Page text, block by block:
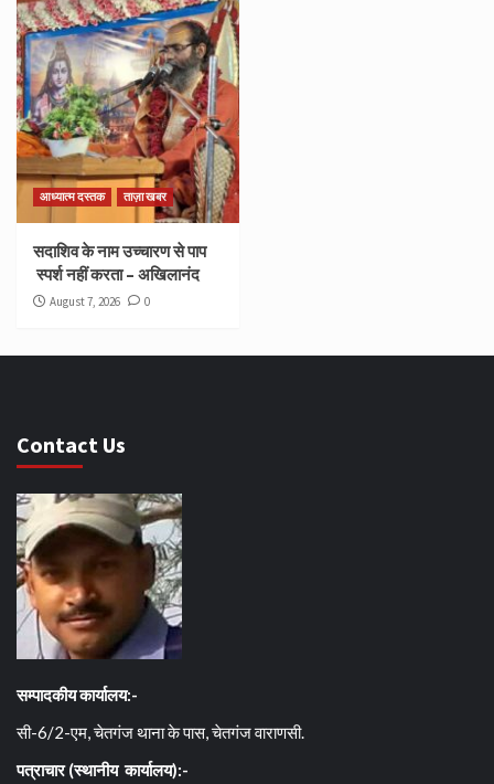
आध्यात्म दस्तक ताज़ा खबर
सदाशिव के नाम उच्चारण से पाप
स्पर्श नहीं करता – अखिलानंद
August 7, 2026 0
Contact Us
सम्पादकीय कार्यालय:-
सी-6/2-एम, चेतगंज थाना के पास, चेतगंज वाराणसी.
पत्राचार (स्थानीय कार्यालय):-